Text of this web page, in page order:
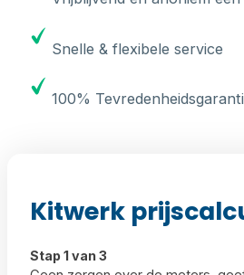
Snelle & flexibele service
100%
Kitwerk
Stap 1 van 3